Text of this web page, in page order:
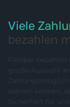
Viele
bezahlen
Flexibel
große Auswahl
Zahlungsmöglichkeiten, damit du
wählen können,
Sicherheit für uns höchste